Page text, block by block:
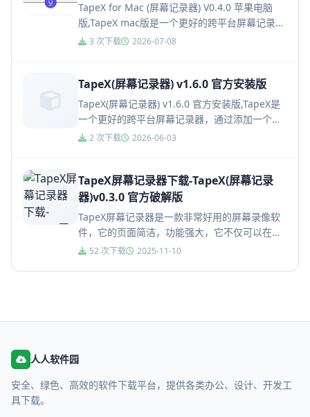
TapeX for Mac (屏幕记录器) V0.4.0 苹果电脑
版,TapeX mac版是一个更好的跨平台屏幕记录
器，适用于Mac和Windows，用T...
3 次下载 2026-07-08
TapeX(屏幕记录器) v1.6.0 官方安装版
TapeX(屏幕记录器) v1.6.0 官方安装版,TapeX是
一个更好的跨平台屏幕记录器，通过添加一个摄
像头输入或录制你的声音，为你的录音微笑。使
2 次下载 2026-06-03
TapeX屏幕记录器下载-TapeX(屏幕记录
器)v0.3.0 官方破解版
TapeX屏幕记录器是一款非常好用的屏幕录像软
件，它的页面简洁，功能强大，它不仅可以在你
的桌面上随意进行注释和绘画，还能开启屏幕记
52 次下载 2025-11-10
人人软件园
安全、绿色、高效的软件下载平台，提供各类办公、设计、开发工
具下载。